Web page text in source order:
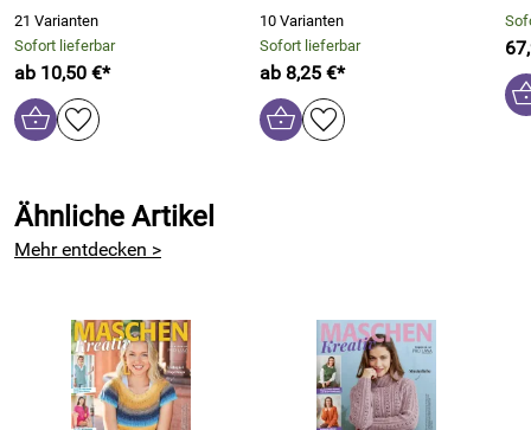
21 Varianten
Sofort lieferbar
ab 10,50 €*
10 Varianten
Sofort lieferbar
ab 8,25 €*
Ähnliche Artikel
Mehr entdecken >